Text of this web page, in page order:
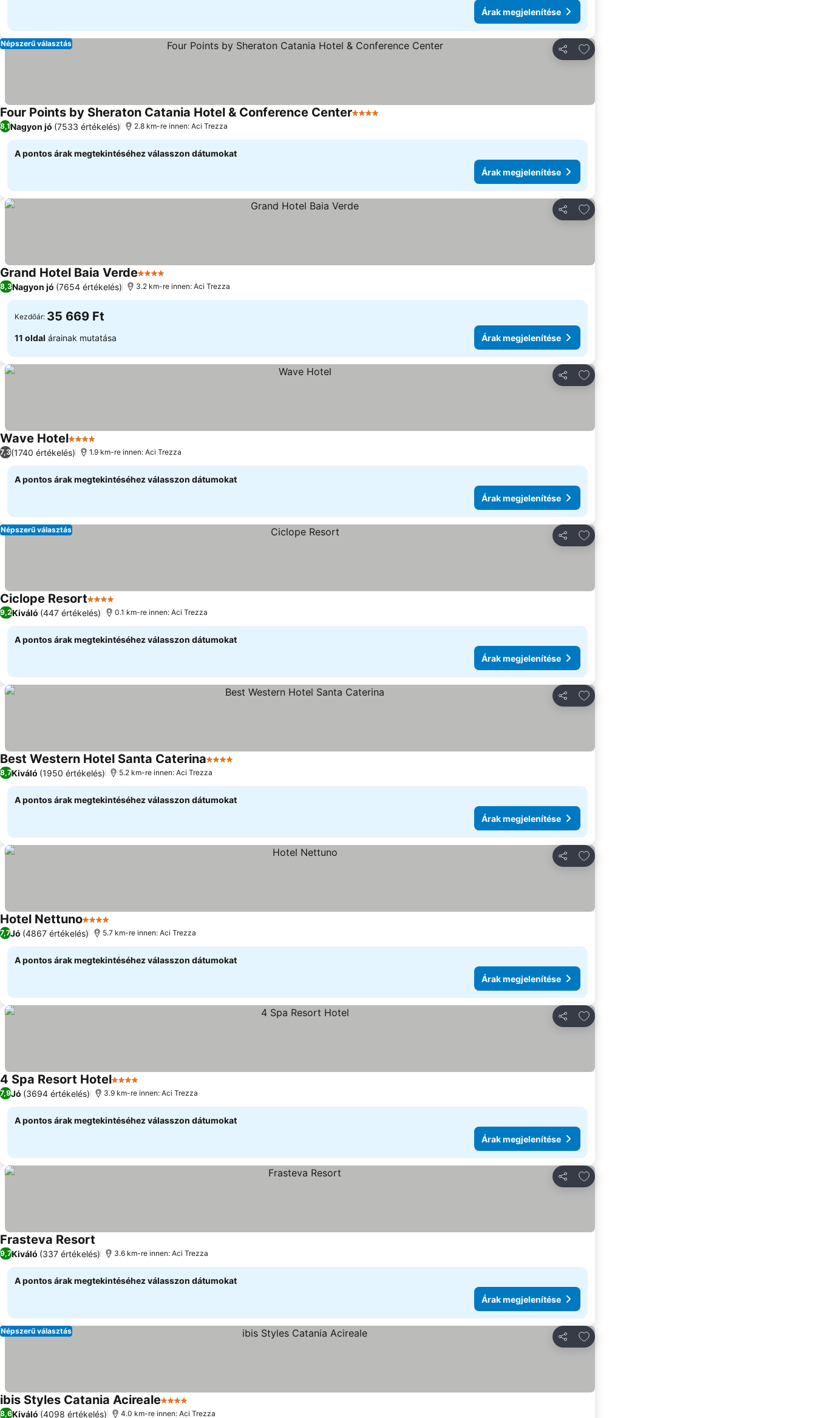
Árak megjelenítése
Megosztás
Hozzáadás a kedvencekhez
Népszerű választás
Four Points by Sheraton Catania Hotel & Conference Center4 Kategória
8,1Nagyon jó (7533 értékelés) 2.8 km-re innen: Aci Trezza
A pontos árak megtekintéséhez válasszon dátumokat
Árak megjelenítése
Megosztás
Hozzáadás a kedvencekhez
Grand Hotel Baia Verde4 Kategória
8,3Nagyon jó (7654 értékelés) 3.2 km-re innen: Aci Trezza
Kezdőár: 35 669 Ft
11 oldal árainak mutatása Árak megjelenítése
Megosztás
Hozzáadás a kedvencekhez
Wave Hotel4 Kategória
7,3(1740 értékelés) 1.9 km-re innen: Aci Trezza
A pontos árak megtekintéséhez válasszon dátumokat
Árak megjelenítése
Megosztás
Hozzáadás a kedvencekhez
Népszerű választás
Ciclope Resort4 Kategória
9,2Kiváló (447 értékelés) 0.1 km-re innen: Aci Trezza
A pontos árak megtekintéséhez válasszon dátumokat
Árak megjelenítése
Megosztás
Hozzáadás a kedvencekhez
Best Western Hotel Santa Caterina4 Kategória
8,7Kiváló (1950 értékelés) 5.2 km-re innen: Aci Trezza
A pontos árak megtekintéséhez válasszon dátumokat
Árak megjelenítése
Megosztás
Hozzáadás a kedvencekhez
Hotel Nettuno4 Kategória
7,7Jó (4867 értékelés) 5.7 km-re innen: Aci Trezza
A pontos árak megtekintéséhez válasszon dátumokat
Árak megjelenítése
Megosztás
Hozzáadás a kedvencekhez
4 Spa Resort Hotel4 Kategória
7,9Jó (3694 értékelés) 3.9 km-re innen: Aci Trezza
A pontos árak megtekintéséhez válasszon dátumokat
Árak megjelenítése
Megosztás
Hozzáadás a kedvencekhez
Frasteva Resort
9,7Kiváló (337 értékelés) 3.6 km-re innen: Aci Trezza
A pontos árak megtekintéséhez válasszon dátumokat
Árak megjelenítése
Megosztás
Hozzáadás a kedvencekhez
Népszerű választás
ibis Styles Catania Acireale4 Kategória
8,6Kiváló (4098 értékelés) 4.0 km-re innen: Aci Trezza